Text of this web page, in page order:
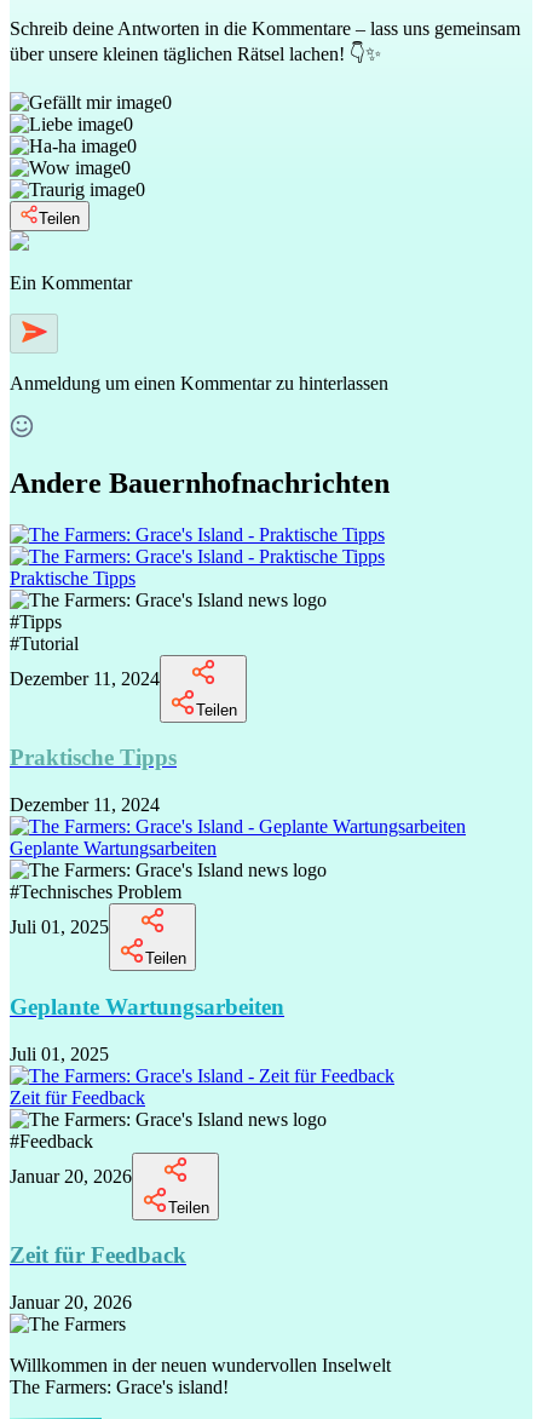
Schreib deine Antworten in die Kommentare – lass uns gemeinsam
über unsere kleinen täglichen Rätsel lachen! 👇✨
0
0
0
0
0
Teilen
Ein Kommentar
Anmeldung um einen Kommentar zu hinterlassen
Andere Bauernhofnachrichten
Praktische Tipps
#Tipps
#Tutorial
Dezember 11, 2024
Teilen
Praktische Tipps
Dezember 11, 2024
Geplante Wartungsarbeiten
#Technisches Problem
Juli 01, 2025
Teilen
Geplante Wartungsarbeiten
Juli 01, 2025
Zeit für Feedback
#Feedback
Januar 20, 2026
Teilen
Zeit für Feedback
Januar 20, 2026
Willkommen in der neuen wundervollen Inselwelt
The Farmers: Grace's island!